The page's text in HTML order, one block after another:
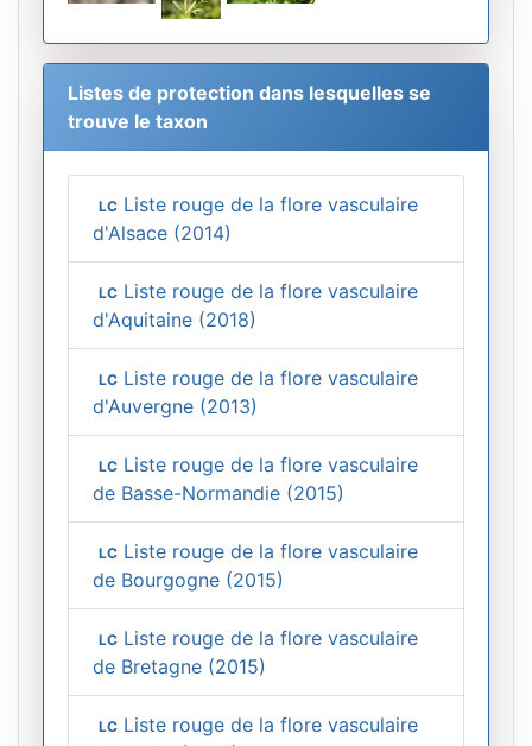
Listes de protection dans lesquelles se
trouve le taxon
LC Liste rouge de la flore vasculaire
d'Alsace (2014)
LC Liste rouge de la flore vasculaire
d'Aquitaine (2018)
LC Liste rouge de la flore vasculaire
d'Auvergne (2013)
LC Liste rouge de la flore vasculaire
de Basse-Normandie (2015)
LC Liste rouge de la flore vasculaire
de Bourgogne (2015)
LC Liste rouge de la flore vasculaire
de Bretagne (2015)
LC Liste rouge de la flore vasculaire